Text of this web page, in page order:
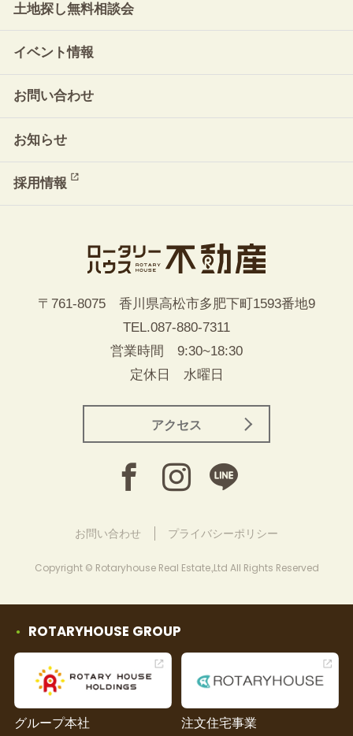
土地探し無料相談会
イベント情報
お問い合わせ
お知らせ
採用情報
〒761-8075 香川県高松市多肥下町1593番地9
TEL.087-880-7311
営業時間 9:30~18:30
定休日 水曜日
アクセス
お問い合わせ プライバシーポリシー
Copyright © Rotaryhouse Real Estate.,Ltd All Rights Reserved
ROTARYHOUSE GROUP
グループ本社 注文住宅事業